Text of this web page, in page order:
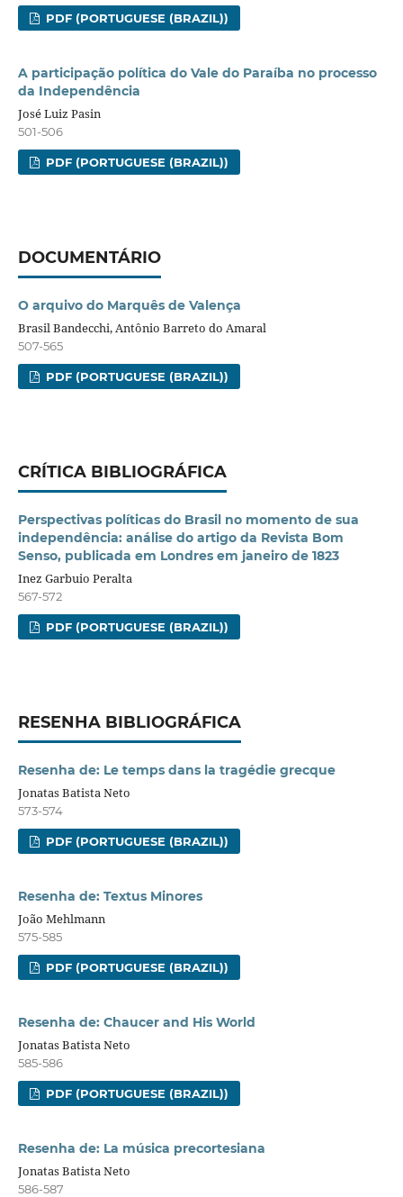
PDF (PORTUGUESE (BRAZIL))
A participação política do Vale do Paraíba no processo
da Independência
José Luiz Pasin
501-506
PDF (PORTUGUESE (BRAZIL))
DOCUMENTÁRIO
O arquivo do Marquês de Valença
Brasil Bandecchi, Antônio Barreto do Amaral
507-565
PDF (PORTUGUESE (BRAZIL))
CRÍTICA BIBLIOGRÁFICA
Perspectivas políticas do Brasil no momento de sua
independência: análise do artigo da Revista Bom
Senso, publicada em Londres em janeiro de 1823
Inez Garbuio Peralta
567-572
PDF (PORTUGUESE (BRAZIL))
RESENHA BIBLIOGRÁFICA
Resenha de: Le temps dans la tragédie grecque
Jonatas Batista Neto
573-574
PDF (PORTUGUESE (BRAZIL))
Resenha de: Textus Minores
João Mehlmann
575-585
PDF (PORTUGUESE (BRAZIL))
Resenha de: Chaucer and His World
Jonatas Batista Neto
585-586
PDF (PORTUGUESE (BRAZIL))
Resenha de: La música precortesiana
Jonatas Batista Neto
586-587